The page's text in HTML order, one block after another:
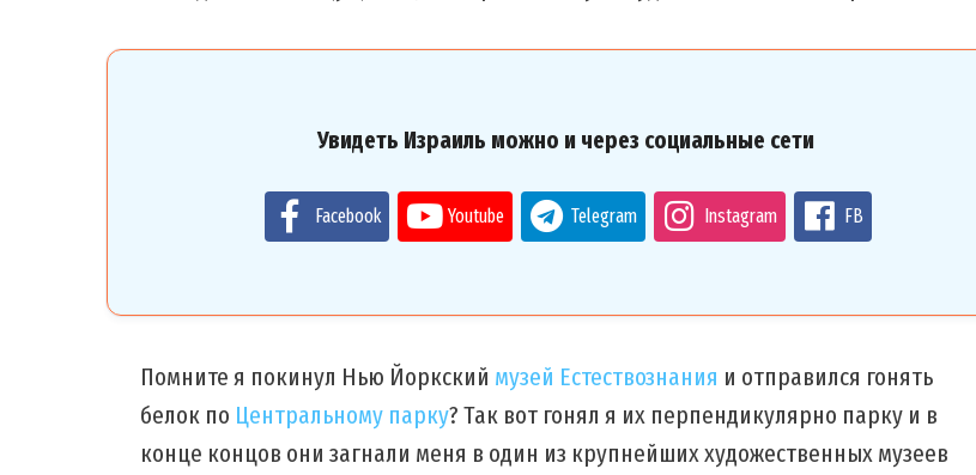
Увидеть Израиль можно и через социальные сети
Facebook Youtube Telegram Instagram FB
Помните я покинул Нью Йоркский музей Естествознания и отправился гонять
белок по Центральному парку? Так вот гонял я их перпендикулярно парку и в
конце концов они загнали меня в один из крупнейших художественных музеев